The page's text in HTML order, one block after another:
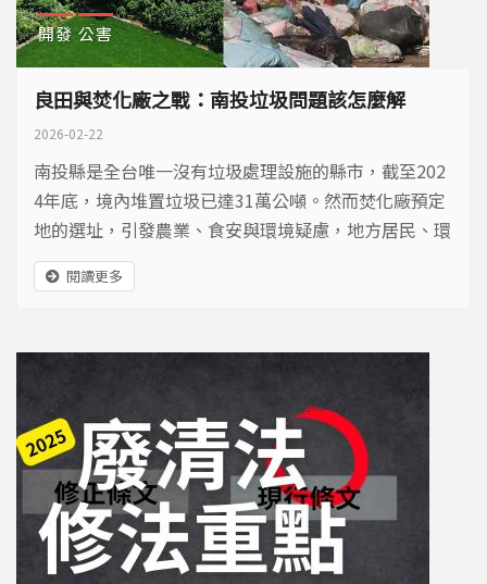
開發 公害
良田與焚化廠之戰：南投垃圾問題該怎麼解
2026-02-22
南投縣是全台唯一沒有垃圾處理設施的縣市，截至202
4年底，境內堆置垃圾已達31萬公噸。然而焚化廠預定
地的選址，引發農業、食安與環境疑慮，地方居民、環
保團體甚至鄰近縣市代表不斷抗爭、陳情，希望縣府能
改變決策。在垃圾治理與農業安全之間，南投是否能找
閱讀更多